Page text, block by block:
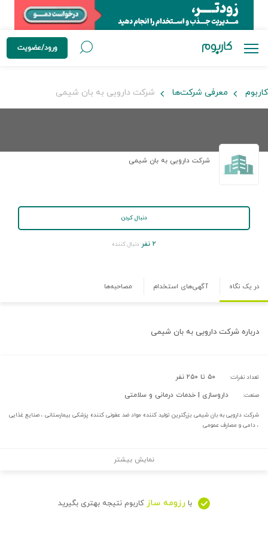
ورود/عضویت
کاربوم معرفی شرکت‌ها شرکت دارویی به بان شیمی
شرکت دارویی به بان شیمی
دنبال کردن
۲ نفر دنبال کننده
در یک نگاه آگهی‌های استخدام مصاحبه‌ها
درباره شرکت دارویی به بان شیمی
تعداد نفرات: ۵۰ تا ۲۵۰ نفر
صنعت: داروسازی | خدمات درمانی و سلامتی
شرکت دارویی به بان شیمی بزرگترین تولید کننده مواد ضد عفونی کننده پزشکی بیمارستانی ، صنایع غذایی
، دامی و مصارف عمومی
نمایش بیشتر
با رزومه ساز کاربوم نتیجه بهتری بگیرید